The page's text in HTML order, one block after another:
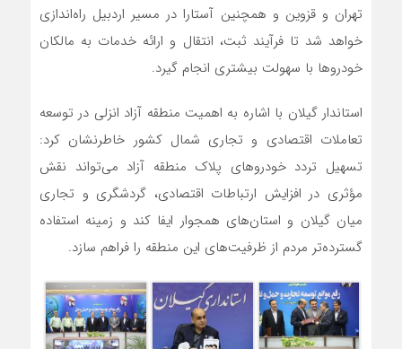
تهران و قزوین و همچنین آستارا در مسیر اردبیل راه‌اندازی
خواهد شد تا فرآیند ثبت، انتقال و ارائه خدمات به مالکان
خودروها با سهولت بیشتری انجام گیرد.
استاندار گیلان با اشاره به اهمیت منطقه آزاد انزلی در توسعه
تعاملات اقتصادی و تجاری شمال کشور خاطرنشان کرد:
تسهیل تردد خودروهای پلاک منطقه آزاد می‌تواند نقش
مؤثری در افزایش ارتباطات اقتصادی، گردشگری و تجاری
میان گیلان و استان‌های همجوار ایفا کند و زمینه استفاده
گسترده‌تر مردم از ظرفیت‌های این منطقه را فراهم سازد.